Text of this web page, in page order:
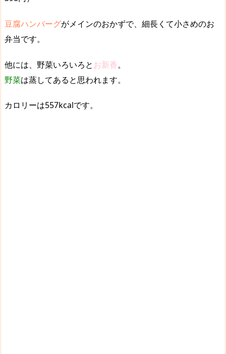
豆腐ハンバーグがメインのおかずで、細長くて小さめのお
弁当です。
他には、 野菜いろいろとお新香。
野菜は蒸してあると思われます。
カロリーは557kcalです。